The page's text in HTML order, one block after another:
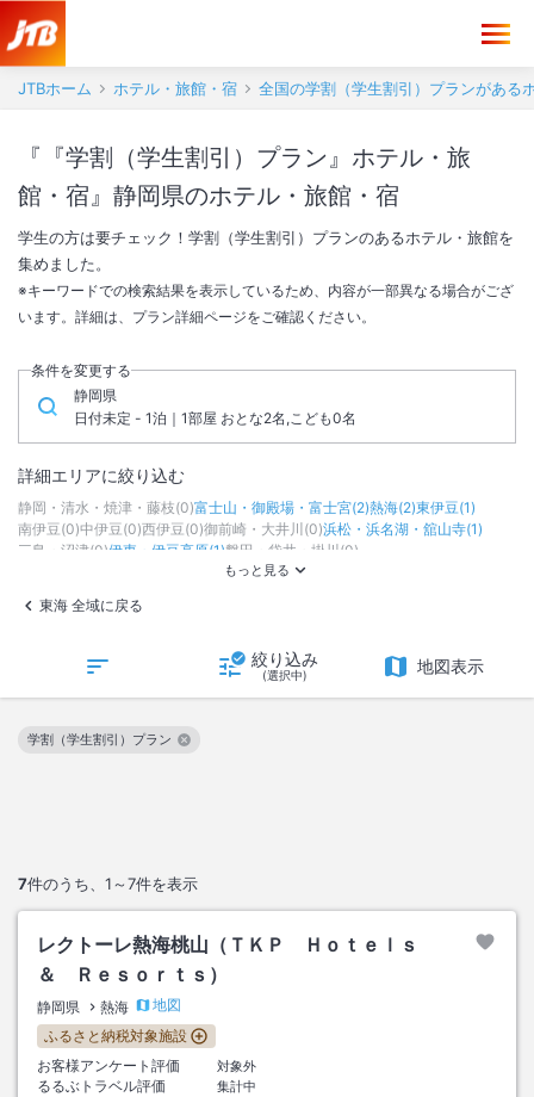
JTBホーム ホテル・旅館・宿 全国の学割（学生割引）プランがある
『『学割（学生割引）プラン』ホテル・旅
館・宿』静岡県のホテル・旅館・宿
学生の方は要チェック！学割（学生割引）プランのあるホテル・旅館を
集めました。
※キーワードでの検索結果を表示しているため、内容が一部異なる場合がござ
います。詳細は、プラン詳細ページをご確認ください。
条件を変更する
静岡県
日付未定 - 1泊｜1部屋 おとな2名,こども0名
詳細エリアに絞り込む
静岡・清水・焼津・藤枝(0)富士山・御殿場・富士宮(2)熱海(2)東伊豆(1)
南伊豆(0)中伊豆(0)西伊豆(0)御前崎・大井川 (0)浜松・浜名湖・舘山寺(1)
三島・沼津(0)伊東・伊豆高原(1)磐田・袋井・掛川(0)
東海 全域に戻る
絞り込み
(選択中) 地図表示
7件のうち、 1～7件を表示
学割（学生割引）プラン
この絞り込み条件を解除
レクトーレ熱海桃山（ＴＫＰ Ｈｏｔｅｌｓ
＆ Ｒｅｓｏｒｔｓ）
静岡県 熱海
地図
ふるさと納税対象施設
お客様アンケート評価
対象外
るるぶトラベル評価
集計中